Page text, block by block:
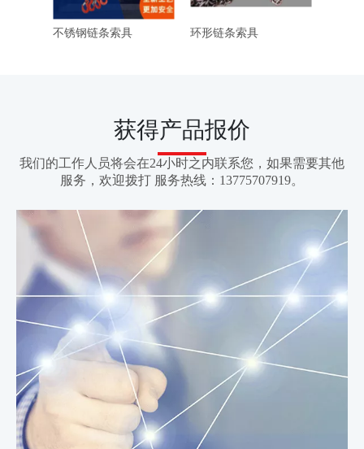
不锈钢链条索具 环形链条索具
获得产品报价
我们的工作人员将会在24小时之内联系您，如果需要其他
服务，欢迎拨打 服务热线：13775707919。